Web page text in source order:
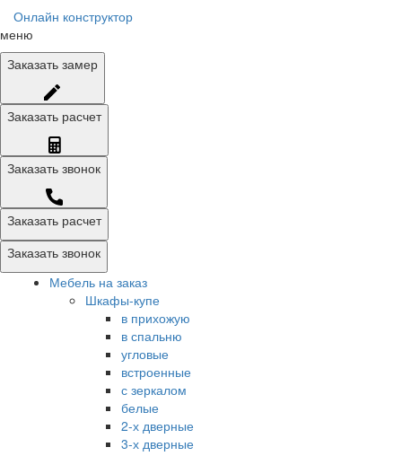
Онлайн конструктор
меню
Заказать замер
Заказать расчет
Заказать звонок
Заказать расчет
Заказать звонок
Мебель на заказ
Шкафы-купе
в прихожую
в спальню
угловые
встроенные
с зеркалом
белые
2-х дверные
3-х дверные